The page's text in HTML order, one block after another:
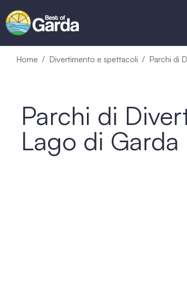
Home Divertimento e spettacoli Parchi di
Parchi di
Lago di Garda